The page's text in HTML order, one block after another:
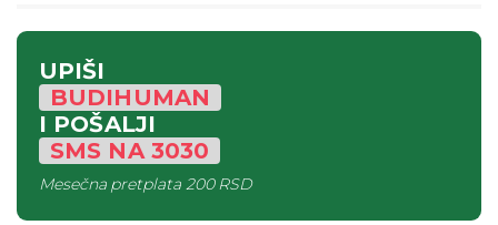
UPIŠI
BUDIHUMAN
I POŠALJI
SMS NA3030
Mesečna pretplata200 RSD